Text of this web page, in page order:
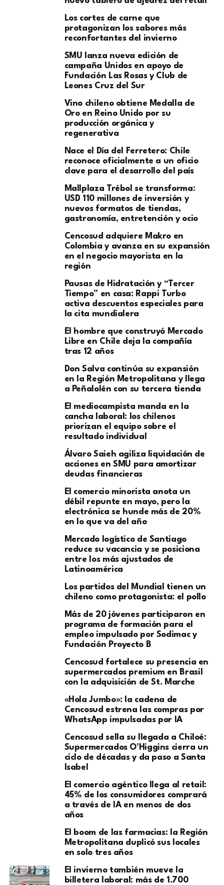
Los cortes de carne que
protagonizan los sabores más
reconfortantes del invierno
SMU lanza nueva edición de
campaña Unidos en apoyo de
Fundación Las Rosas y Club de
Leones Cruz del Sur
Vino chileno obtiene Medalla de
Oro en Reino Unido por su
producción orgánica y
regenerativa
Nace el Día del Ferretero: Chile
reconoce oficialmente a un oficio
clave para el desarrollo del país
Mallplaza Trébol se transforma:
USD 110 millones de inversión y
nuevos formatos de tiendas,
gastronomía, entretención y ocio
Cencosud adquiere Makro en
Colombia y avanza en su expansión
en el negocio mayorista en la
región
Pausas de Hidratación y “Tercer
Tiempo” en casa: Rappi Turbo
activa descuentos especiales para
la cita mundialera
El hombre que construyó Mercado
Libre en Chile deja la compañía
tras 12 años
Don Salva continúa su expansión
en la Región Metropolitana y llega
a Peñalolén con su tercera tienda
El mediocampista manda en la
cancha laboral: los chilenos
priorizan el equipo sobre el
resultado individual
​Álvaro Saieh agiliza liquidación de
acciones en SMU para amortizar
deudas financieras
El comercio minorista anota un
débil repunte en mayo, pero la
electrónica se hunde más de 20%
en lo que va del año
Mercado logístico de Santiago
reduce su vacancia y se posiciona
entre los más ajustados de
Latinoamérica
Los partidos del Mundial tienen un
chileno como protagonista: el pollo
Más de 20 jóvenes participaron en
programa de formación para el
empleo impulsado por Sodimac y
Fundación Proyecto B
Cencosud fortalece su presencia en
supermercados premium en Brasil
con la adquisición de St. Marche
«Hola Jumbo»: la cadena de
Cencosud estrena las compras por
WhatsApp impulsadas por IA
Cencosud sella su llegada a Chiloé:
Supermercados O’Higgins cierra un
ciclo de décadas y da paso a Santa
Isabel
El comercio agéntico llega al retail:
45% de los consumidores comprará
a través de IA en menos de dos
años
El boom de las farmacias: la Región
Metropolitana duplicó sus locales
en solo tres años
El invierno también mueve la
billetera laboral: más de 1.700